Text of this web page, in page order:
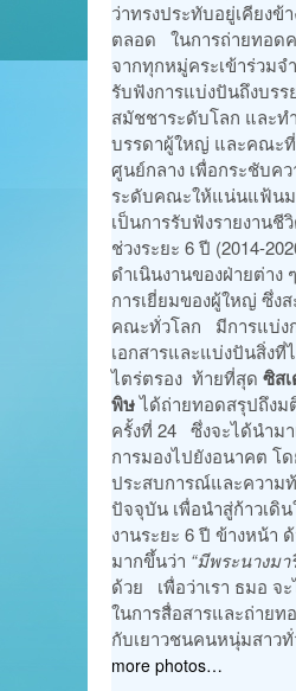
ว่าทรงประทับอยู่เคียงข้
ตลอด ในการถ่ายทอด
จากทุกหมู่คระเข้าร่วม
รับฟังการแบ่งปันถึงบร
สมัชชาระดับโลก และท
บรรดาผู้ใหญ่ และคณะ
ศูนย์กลาง เพื่อกระชับค
ระดับคณะให้แน่นแฟ้น
เป็นการรับฟังรายงาน
ช่วงระยะ 6 ปี (2014-
ดำเนินงานของฝ่ายต่าง
การเยี่ยมของผู้ใหญ่ ซึ่ง
คณะทั่วโลก มีการแบ่ง
เอกสารและแบ่งปันสิ่งที่
ไตร่ตรอง ท้ายที่สุด ซิส
พิษได้ถ่ายทอดสรุปถึง
ครั้งที่ 24 ซึ่งจะได้นำม
การมองไปยังอนาคต โ
ประสบการณ์และความ
ปัจจุบัน เพื่อนำสู่ก้าวเดิ
งานระยะ 6 ปี ข้างหน้า
มากขึ้นว่า “มีพระนางมา
ด้วย เพื่อว่าเรา ธมอ จ
ในการสื่อสารและถ่าย
กับเยาวชนคนหนุ่มสาว
more photos…